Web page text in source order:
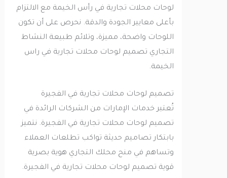
لوحات محلات تجارية في رأس الخيمة مع الالتزام
بأعلى معايير الجودة والدقة. نحرص على أن تكون
اللوحات واضحة، مميزة، وتلائم طبيعة النشاط
التجاري تصميم لوحات محلات تجارية في راس
الخيمة.
تصميم لوحات محلات تجارية في الفجيرة
تُعتبر خدمات الإمارات من الشركات الرائدة في
تصميم لوحات محلات تجارية في الفجيرة. نتميز
بابتكار تصاميم حديثة تواكب تطلعات العملاء
وتساهم في منح محلك التجاري هوية بصرية
قوية تصميم لوحات محلات تجارية في الفجيرة.